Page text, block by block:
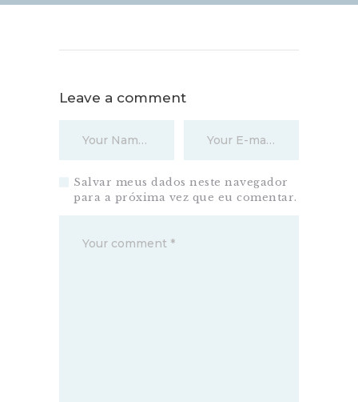
Leave a comment
Salvar meus dados neste navegador
para a próxima vez que eu comentar.